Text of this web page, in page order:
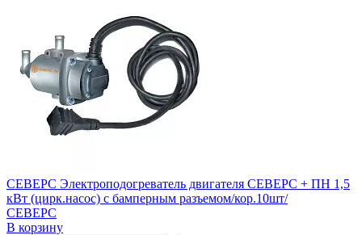
СЕВЕРС Электроподогреватель двигателя СЕВЕРС + ПН 1,5
кВт (цирк.насос) с бамперным разъемом/кор.10шт/
СЕВЕРС
В корзину